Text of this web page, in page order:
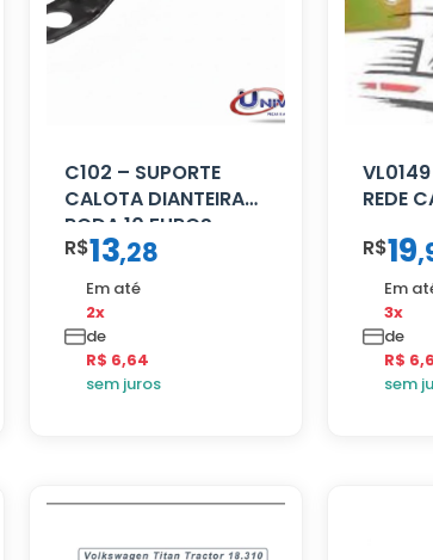
C102 – SUPORTE
CALOTA DIANTEIRA
RODA 10 FUROS
R$13,28
Em até
2x
de
R$ 6,64
sem juros
REDE
R$19,
Em
3x
de
R$
sem